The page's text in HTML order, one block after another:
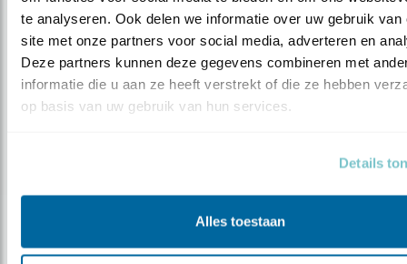
te analyseren. Ook delen we informatie over uw gebruik van
site met onze partners voor social media, adverteren en
Deze partners kunnen deze gegevens combineren met
informatie die u aan ze heeft verstrekt of die ze hebben
op basis van uw gebruik van hun services.
Details
Alles toestaan
Verdieping